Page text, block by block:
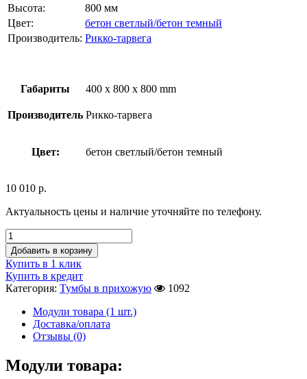
Высота:
800 мм
Цвет:
бетон светлый/бетон темный
Производитель: Рикко-тарвега
Габариты 400 x 800 x 800 mm
Производитель Рикко-тарвега
Цвет: бетон светлый/бетон темный
10 010 р.
Актуальность цены и наличие уточняйте по телефону.
Добавить в корзину
Купить в 1 клик
Купить в кредит
Категория: Тумбы в прихожую
1092
Модули товара (1 шт.)
Доставка/оплата
Отзывы (0)
Модули товара: